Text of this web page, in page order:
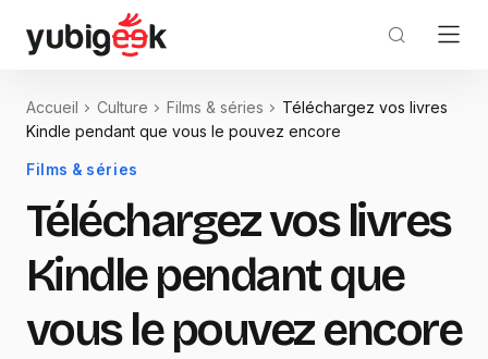
Accueil Culture Films & séries
Téléchargez vos livres
Kindle pendant que vous le pouvez encore
Films & séries
Téléchargez vos livres
Kindle pendant que
vous le pouvez encore